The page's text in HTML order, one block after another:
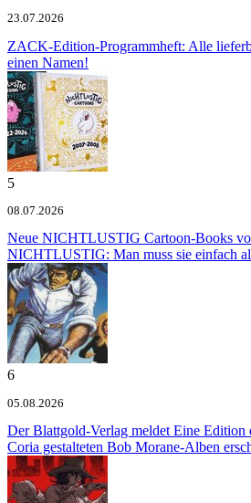
23.07.2026
ZACK-Edition-Programmheft: Alle
einen Namen!
5
08.07.2026
Neue NICHTLUSTIG Cartoon-Books
NICHTLUSTIG: Man muss sie einfach
6
05.08.2026
Der Blattgold-Verlag meldet Eine Edition
Coria gestalteten Bob Morane-Alben